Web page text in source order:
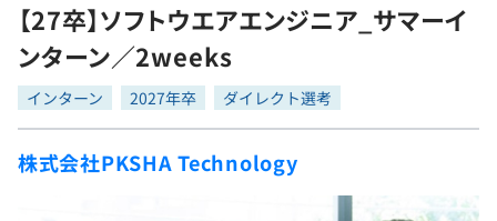
転職成功ガイド
転職エージェント
インタビュー
転職成功ガイド
求人検索
本選考
インターン
学習
問題集
プログラミング言語
ゲーム・マンガ
【27卒】ソフトウエアエンジニア_サマーイ
ンターン／2weeks
インターン 2027年卒 ダイレクト選考
株式会社PKSHA Technology